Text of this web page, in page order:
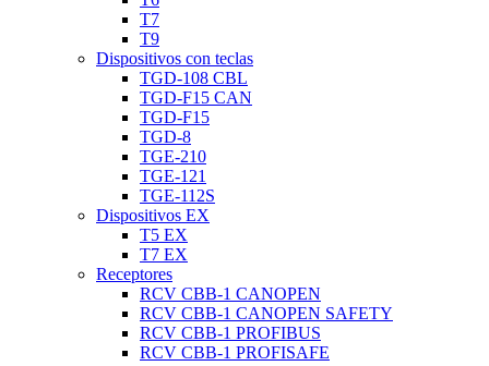
T7
T9
Dispositivos con teclas
TGD-108 CBL
TGD-F15 CAN
TGD-F15
TGD-8
TGE-210
TGE-121
TGE-112S
Dispositivos EX
T5 EX
T7 EX
Receptores
RCV CBB-1 CANOPEN
RCV CBB-1 CANOPEN SAFETY
RCV CBB-1 PROFIBUS
RCV CBB-1 PROFISAFE